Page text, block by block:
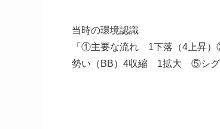
当時の環境認識
「①主要な流れ 1下落（4上
勢い（BB）4収縮 1拡大 ⑤シグ